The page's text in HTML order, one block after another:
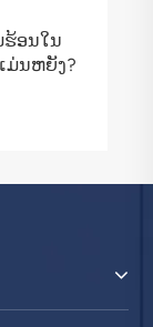
ອນໃນ
ມ່ນຫຍັງ?